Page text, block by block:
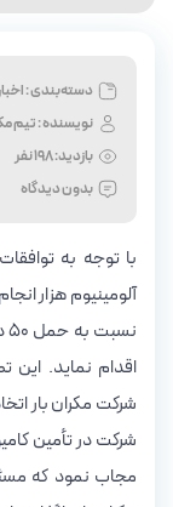
دسته‌بندی : اخبار
نویسنده :تیم
بازدید:198 نفر
بدون دیدگاه
با توجه به
آلومینیوم هزار
اقدام نماید. این
شرکت مکران بار
شرکت در تأمین
مجاب نمود که